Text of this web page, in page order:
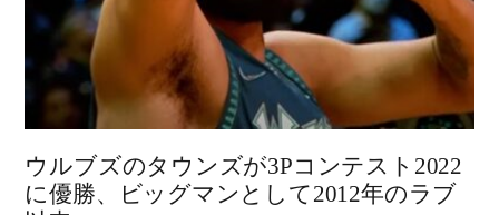
ウルブズのタウンズが3Pコンテスト2022
に優勝、ビッグマンとして2012年のラブ